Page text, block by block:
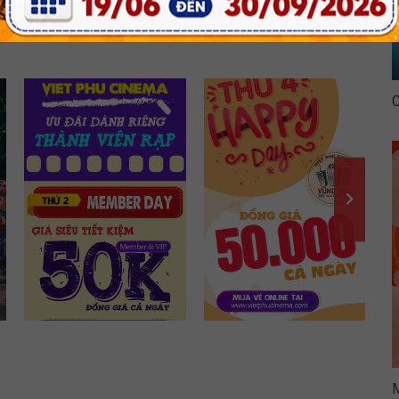
THỨ 2 MEMBER DAY
CHI TIẾT
HAPPY DAY TẠI VIỆT
PHÚ
CHI TIẾT